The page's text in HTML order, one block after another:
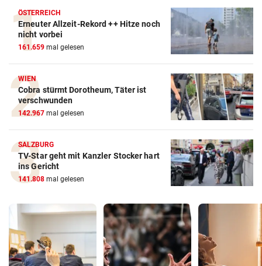
ÖSTERREICH
Erneuter Allzeit-Rekord ++ Hitze noch
nicht vorbei
161.659 mal gelesen
WIEN
Cobra stürmt Dorotheum, Täter ist
verschwunden
142.967 mal gelesen
SALZBURG
TV-Star geht mit Kanzler Stocker hart
ins Gericht
141.808 mal gelesen